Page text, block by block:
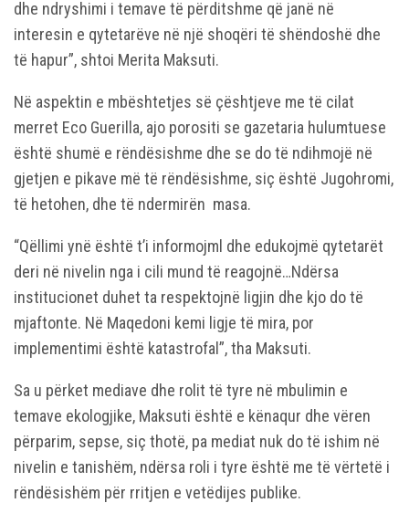
dhe ndryshimi i temave të përditshme që janë në
interesin e qytetarëve në një shoqëri të shëndoshë dhe
të hapur”, shtoi Merita Maksuti.
Në aspektin e mbështetjes së çështjeve me të cilat
merret Eco Guerilla, ajo porositi se gazetaria hulumtuese
është shumë e rëndësishme dhe se do të ndihmojë në
gjetjen e pikave më të rëndësishme, siç është Jugohromi,
të hetohen, dhe të ndermirën masa.
“Qëllimi ynë është t’i informojml dhe edukojmë qytetarët
deri në nivelin nga i cili mund të reagojnë…Ndërsa
institucionet duhet ta respektojnë ligjin dhe kjo do të
mjaftonte. Në Maqedoni kemi ligje të mira, por
implementimi është katastrofal”, tha Maksuti.
Sa u përket mediave dhe rolit të tyre në mbulimin e
temave ekologjike, Maksuti është e kënaqur dhe vëren
përparim, sepse, siç thotë, pa mediat nuk do të ishim në
nivelin e tanishëm, ndërsa roli i tyre është me të vërtetë i
rëndësishëm për rritjen e vetëdijes publike.